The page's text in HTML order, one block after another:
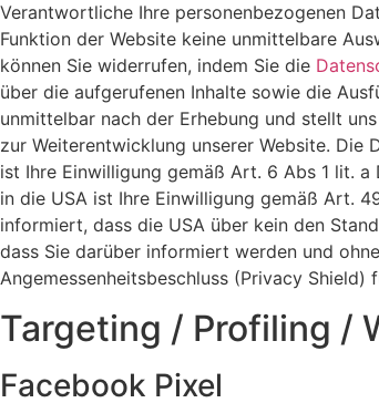
Verantwortliche Ihre personenbezogenen
Funktion der Website keine unmittelbare
können Sie widerrufen, indem Sie die
über die aufgerufenen Inhalte sowie die
unmittelbar nach der Erhebung und stellt
zur Weiterentwicklung unserer Website.
ist Ihre Einwilligung gemäß Art. 6 Abs 1 lit.
in die USA ist Ihre Einwilligung gemäß Art.
informiert, dass die USA über kein den
dass Sie darüber informiert werden und
Angemessenheitsbeschluss (Privacy Shield)
Targeting / Profiling /
Facebook Pixel